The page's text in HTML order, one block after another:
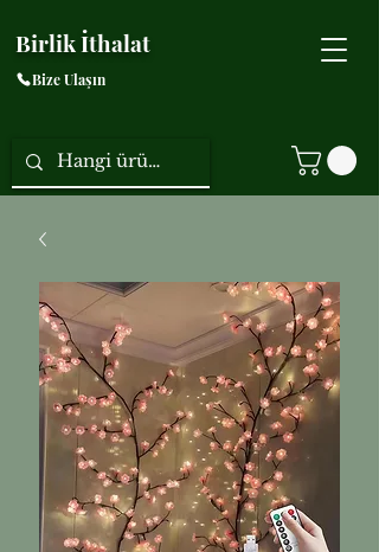
Birlik İthalat
Bize Ulaşın